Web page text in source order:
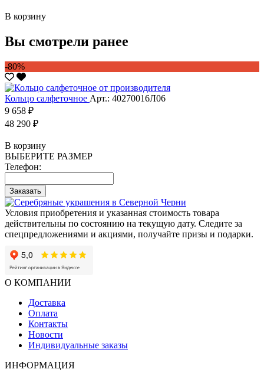
В корзину
Вы смотрели ранее
-80%
Кольцо салфеточное Арт.: 40270016Л06
9 658 ₽
48 290 ₽
В корзину
ВЫБЕРИТЕ РАЗМЕР
Телефон:
Заказать
Условия приобретения и указанная стоимость товара
действительны по состоянию на текущую дату. Следите за
спецпредложениями и акциями, получайте призы и подарки.
О КОМПАНИИ
Доставка
Оплата
Контакты
Новости
Индивидуальные заказы
ИНФОРМАЦИЯ